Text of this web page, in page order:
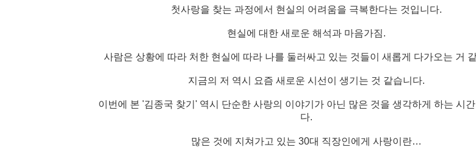
첫사랑을 찾는 과정에서 현실의 어려움을 극복한다는 것입니다.
현실에 대한 새로운 해석과 마음가짐.
사람은 상황에 따라 처한 현실에 따라 나를 둘러싸고 있는 것들이 새롭게 다가오는 거
지금의 저 역시 요즘 새로운 시선이 생기는 것 같습니다.
이번에 본 '김종국 찾기' 역시 단순한 사랑의 이야기가 아닌 많은 것을 생각하게 하는 시간
다.
많은 것에 지쳐가고 있는 30대 직장인에게 사랑이란…